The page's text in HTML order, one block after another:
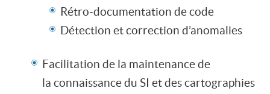
Rétro-documentation de code
Détection et correction d’anomalies
Facilitation de la maintenance de
la connaissance du SI et des cartographies